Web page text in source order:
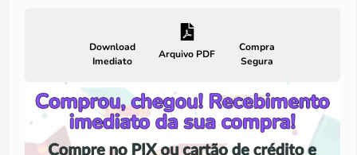
Download
Imediato
Arquivo PDF
Compra
Segura